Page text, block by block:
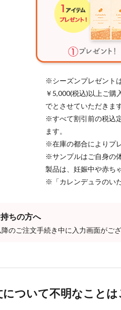
※シーズンプレゼント
￥5,000(税込)以上ご購
でとさせていただきます
※すべて割引前の税込
ます。
※在庫の都合によりプ
※サンプルはご自身の
製品は、妊娠中や赤ち
※「カレンデュラのい
ちの方へ
のご注文手続き中に入力画面がござ
について不明なこと